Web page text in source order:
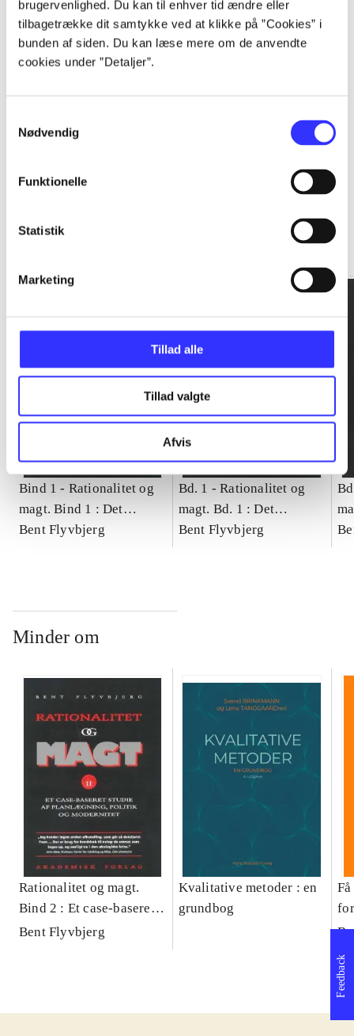
brugervenlighed. Du kan til enhver tid ændre eller
tilbagetrække dit samtykke ved at klikke på ”Cookies” i
bunden af siden. Du kan læse mere om de anvendte
cookies under ”Detaljer”.
Nødvendig
Funktionelle
Statistik
Marketing
Tillad alle
Tillad valgte
Afvis
...
Bind 1 - Rationalitet og
magt. Bind 1 : Det
konkretes videnskab
Bent Flyvbjerg
Bd. 1 -Rationalitet og
magt. Bd. 1 : Det
konkretes videnskab
Bent Flyvbjerg
Minder om
Rationalitet og magt.
Bind 2 : Et case-baseret
studie af planlægning,
Bent Flyvbjerg
Kvalitative metoder : en
grundbog
Feedback